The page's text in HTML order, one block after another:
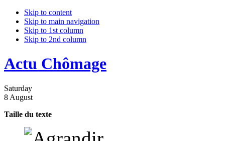
Skip to content
Skip to main navigation
Skip to 1st column
Skip to 2nd column
Actu Chômage
Saturday
8 August
Taille du texte